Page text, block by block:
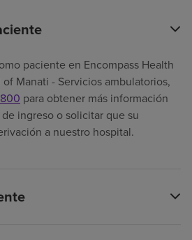
paciente en Encompass Health
Manati - Servicios ambulatorios,
para obtener más información
ingreso o solicitar que su
a nuestro hospital.